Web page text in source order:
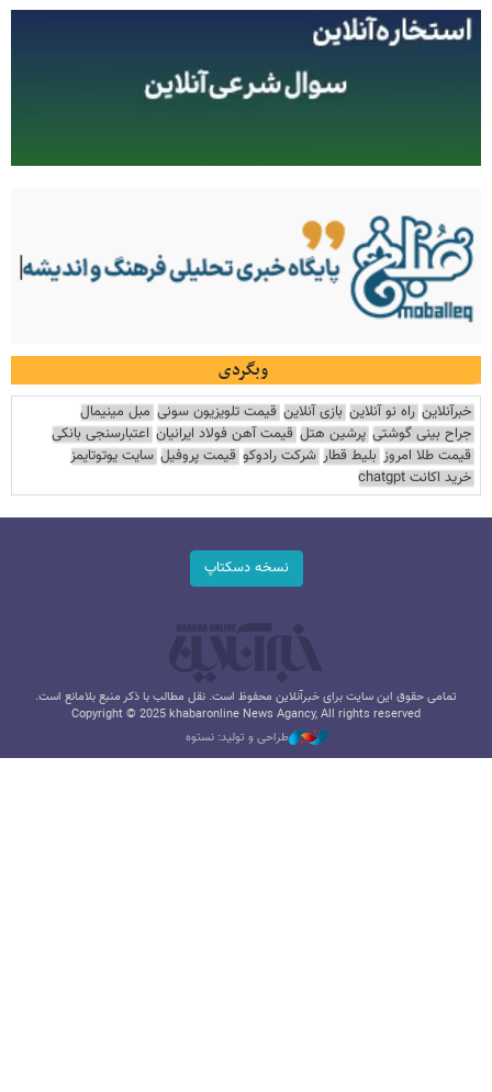
وبگردی
خبرآنلاین راه نو آنلاین بازی آنلاین قیمت تلویزیون سونی مبل مینیمال
جراح بینی گوشتی پرشین هتل قیمت آهن فولاد ایرانیان اعتبارسنجی بانکی
قیمت طلا امروز بلیط قطار شرکت رادوکو قیمت پروفیل سایت یوتوتایمز
خرید اکانت chatgpt
نسخه دسکتاپ
تمامی حقوق این سایت برای خبرآنلاین محفوظ است. نقل مطالب با ذکر منبع بلامانع است.
Copyright © 2025 khabaronline News Agancy, All rights reserved
طراحی و تولید: نستوه